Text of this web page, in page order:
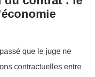
que le juge ne
contractuelles entre